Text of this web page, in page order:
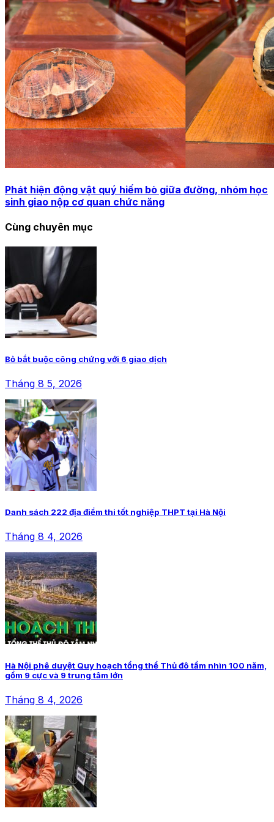
Phát hiện động vật quý hiếm bò giữa đường, nhóm học
sinh giao nộp cơ quan chức năng
Cùng chuyên mục
Bỏ bắt buộc công chứng với 6 giao dịch
Tháng 8 5, 2026
Danh sách 222 địa điểm thi tốt nghiệp THPT tại Hà Nội
Tháng 8 4, 2026
Hà Nội phê duyệt Quy hoạch tổng thể Thủ đô tầm nhìn 100 năm,
gồm 9 cực và 9 trung tâm lớn
Tháng 8 4, 2026